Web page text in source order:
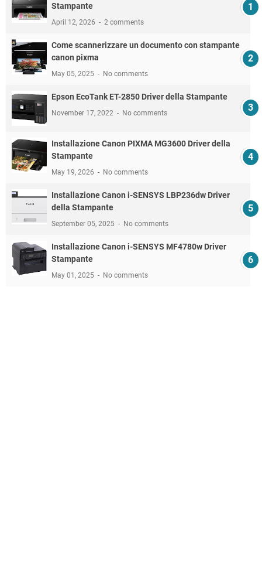
Stampante
April 12, 2026 2 comments
Come scannerizzare un documento con stampante
canon pixma
May 05, 2025 No comments
Epson EcoTank ET-2850 Driver della Stampante
November 17, 2022 No comments
Installazione Canon PIXMA MG3600 Driver della
Stampante
May 19, 2026 No comments
Installazione Canon i-SENSYS LBP236dw Driver
della Stampante
September 05, 2025 No comments
Installazione Canon i-SENSYS MF4780w Driver
Stampante
May 01, 2025 No comments